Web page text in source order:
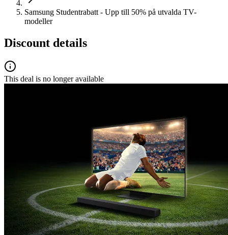
Samsung Studentrabatt - Upp till 50% på utvalda TV-
modeller
Discount details
This deal is no longer available